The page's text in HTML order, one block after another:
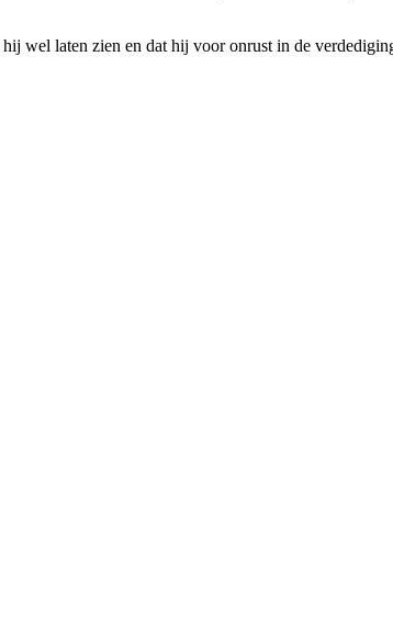
wel laten zien en dat hij voor onrust in de